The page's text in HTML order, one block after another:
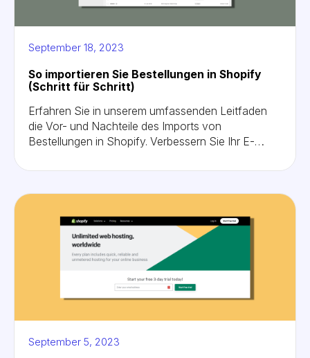
September 18, 2023
So importieren Sie Bestellungen in Shopify
(Schritt für Schritt)
Erfahren Sie in unserem umfassenden Leitfaden
die Vor- und Nachteile des Imports von
Bestellungen in Shopify. Verbessern Sie Ihr E-
Auftragsmanagement für einen florierenden
September 5, 2023